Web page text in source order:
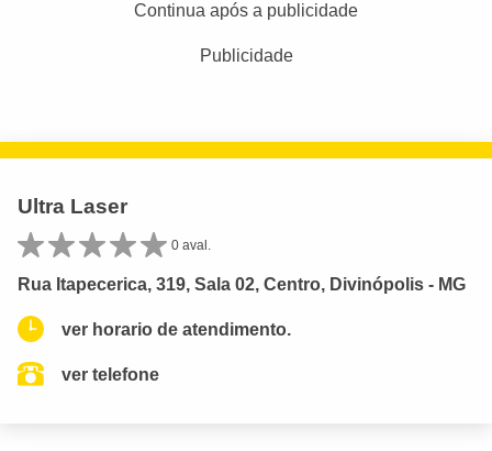
Continua após a publicidade
Publicidade
Ultra Laser
0 aval.
Rua Itapecerica, 319, Sala 02, Centro, Divinópolis - MG
ver horario de atendimento.
ver telefone